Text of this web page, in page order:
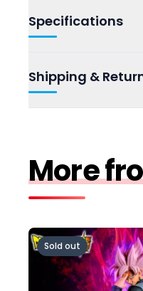
Specifications
Shipping &
More
ドラゴンボール超
Sold out